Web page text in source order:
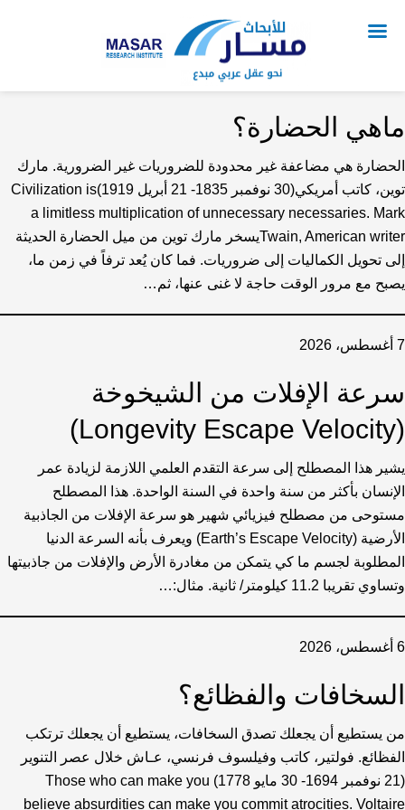
ماهي الحضارة؟
الحضارة هي مضاعفة غير محدودة للضروريات غير الضرورية. مارك
توين، كاتب أمريكي(30 نوفمبر 1835- 21 أبريل 1919)Civilization is
a limitless multiplication of unnecessary necessaries. Mark
Twain, American writerيسخر مارك توين من ميل الحضارة الحديثة
إلى تحويل الكماليات إلى ضروريات. فما كان يُعد ترفاً في زمن ما،
يصبح مع مرور الوقت حاجة لا غنى عنها، ثم…
7 أغسطس، 2026
سرعة الإفلات من الشيخوخة
(Longevity Escape Velocity)
يشير هذا المصطلح إلى سرعة التقدم العلمي اللازمة لزيادة عمر
الإنسان بأكثر من سنة واحدة في السنة الواحدة. هذا المصطلح
مستوحى من مصطلح فيزيائي شهير هو سرعة الإفلات من الجاذبية
الأرضية (Earth’s Escape Velocity) ويعرف بأنه السرعة الدنيا
المطلوبة لجسم ما كي يتمكن من مغادرة الأرض والإفلات من جاذبيتها
وتساوي تقريبا 11.2 كيلومتر/ ثانية. مثال:…
6 أغسطس، 2026
السخافات والفظائع؟
من يستطيع أن يجعلك تصدق السخافات، يستطيع أن يجعلك ترتكب
الفظائع. فولتير، كاتب وفيلسوف فرنسي، عـاش خلال عصر التنوير
(21 نوفمبر 1694- 30 مايو 1778) Those who can make you
believe absurdities can make you commit atrocities. Voltaire